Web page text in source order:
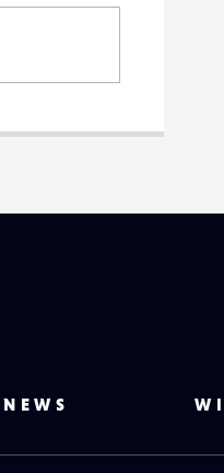
NEWS